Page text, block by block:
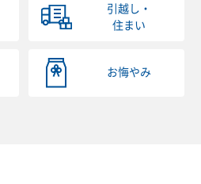
引越し・
住まい
お悔やみ